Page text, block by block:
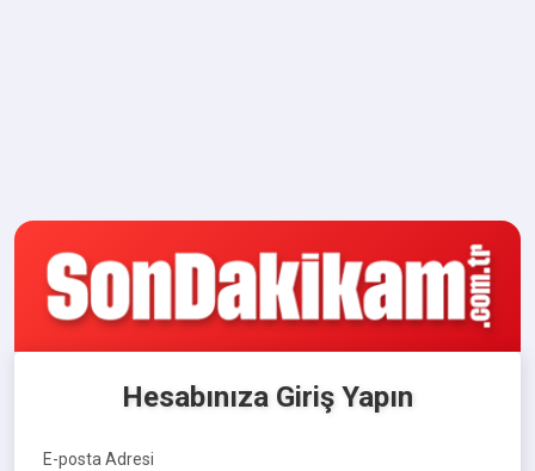
Hesabınıza Giriş Yapın
E-posta Adresi